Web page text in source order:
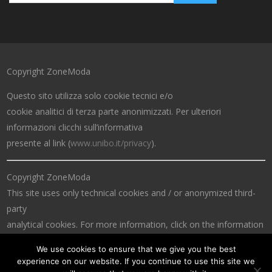
Copyright ZoneModa
Questo sito utilizza solo cookie tecnici e/o
cookie analitici di terza parte anonimizzati. Per ulteriori
informazioni clicchi sull’informativa
presente al link (www.unibo.it/privacy).
Copyright ZoneModa
This site uses only technical cookies and / or anonymized third-
party
analytical cookies. For more information, click on the information
We use cookies to ensure that we give you the best
experience on our website. If you continue to use this site we